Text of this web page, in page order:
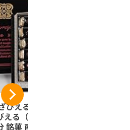
びえる本舗 】
える（12個入）
銘菓 南蛮菓 和